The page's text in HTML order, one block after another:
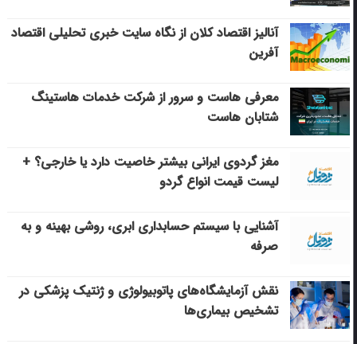
آنالیز اقتصاد کلان از نگاه سایت خبری تحلیلی اقتصاد
آفرین
معرفی هاست و سرور از شرکت خدمات هاستینگ
شتابان هاست
مغز گردوی ایرانی بیشتر خاصیت دارد یا خارجی؟ +
لیست قیمت انواع گردو
آشنایی با سیستم حسابداری ابری، روشی بهینه و به
صرفه
نقش آزمایشگاه‌های پاتوبیولوژی و ژنتیک پزشکی در
تشخیص بیماری‌ها